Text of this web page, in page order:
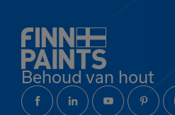
Behoud van hout